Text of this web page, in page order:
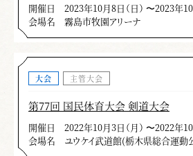
開催日
2023年10月8日（日） 〜2023年10
会場名
霧島市牧園アリーナ
大会 主管大会
第77回 国民体育大会 剣道大会
開催日
2022年10月3日（月） 〜2022年10
会場名
ユウケイ武道館(栃木県総合運動